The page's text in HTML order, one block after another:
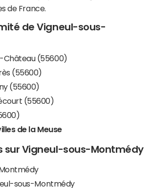
de France.
de Vigneul-sous-
Château (55600)
(55600)
(55600)
(55600)
de la Meuse
sur Vigneul-sous-Montmédy
sous-Montmédy